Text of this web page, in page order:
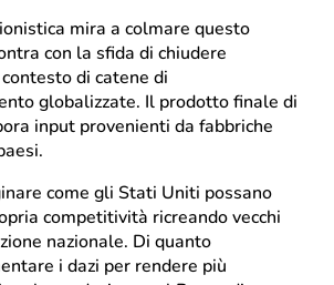
mira a colmare questo
con la sfida di chiudere
di catene di
globalizzate. Il prodotto finale di
input provenienti da fabbriche
come gli Stati Uniti possano
competitività ricreando vecchi
nazionale. Di quanto
i dazi per rendere più